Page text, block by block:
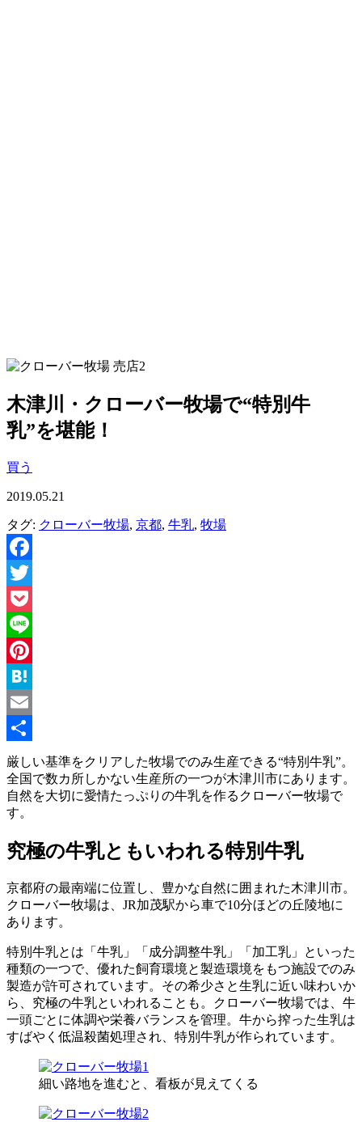
木津川・クローバー牧場で“特別牛
乳”を堪能！
買う
2019.05.21
タグ: クローバー牧場, 京都, 牛乳, 牧場
Facebook
Twitter
Pocket
Line
Pinterest
Hatena
Email
共
有
厳しい基準をクリアした牧場でのみ生産できる“特別牛乳”。
全国で数カ所しかない生産所の一つが木津川市にあります。
自然を大切に愛情たっぷりの牛乳を作るクローバー牧場で
す。
究極の牛乳ともいわれる特別牛乳
京都府の最南端に位置し、豊かな自然に囲まれた木津川市。
クローバー牧場は、JR加茂駅から車で10分ほどの丘陵地に
あります。
特別牛乳とは「牛乳」「成分調整牛乳」「加工乳」といった
種類の一つで、優れた飼育環境と製造環境をもつ施設でのみ
製造が許可されています。その希少さと生乳に近い味わいか
ら、究極の牛乳といわれることも。クローバー牧場では、牛
一頭ごとに体調や栄養バランスを管理。牛から搾った生乳は
すばやく低温殺菌処理され、特別牛乳が作られています。
細い路地を進むと、看板が見えてくる